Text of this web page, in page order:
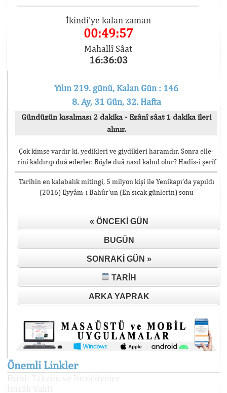
İkindi'ye kalan zaman
00:49:56
Mahallî Sâat
16:36:04
Yılın 219. günü, Kalan Gün : 146
8. Ay, 31 Gün, 32. Hafta
Gündüzün kısalması 2 dakika - Ezânî sâat 1 dakika ileri
alınır.
Çok kimse vardır ki, yedikleri ve giydikleri haramdır. Sonra elle-
rini kaldırıp duâ ederler. Böyle duâ nasıl kabul olur? Hadîs-i şerîf
Tarihin en kalabalık mitingi, 5 milyon kişi ile Yenikapı’da yapıldı
(2016) Eyyâm-ı Bahûr’un (En sıcak günlerin) sonu
« ÖNCEKI GÜN
BUGÜN
SONRAKI GÜN »
TARIH
ARKA YAPRAK
Önemli Linkler